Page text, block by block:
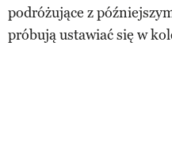
podróżujące z
próbują ustawiać się w